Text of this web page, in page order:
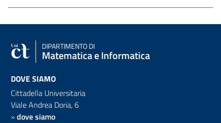
DIPARTIMENTO DI
Matematica e Informatica
DOVE SIAMO
Cittadella Universitaria
Viale Andrea Doria, 6
»dove siamo